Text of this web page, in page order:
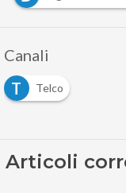
Canali
T
Telco
Articoli